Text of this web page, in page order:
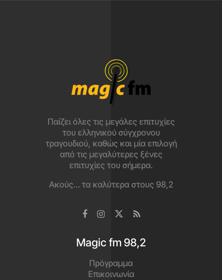
Παίζει όλες τις μεγάλες επιτυχίες
του ελληνικού σύγχρονου
τραγουδιού, καθώς και μία επιλογή
από τις μεγαλύτερες ξένες
επιτυχίες του σήμερα.
Ακούς… τα καλύτερα στους 98,2
Magic fm 98,2
Πρόγραμμα
Επικοινωνία